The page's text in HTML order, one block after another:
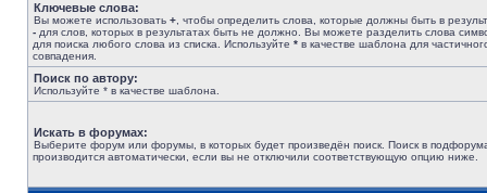
Ключевые слова:
Вы можете использовать + , чтобы определить слова, которые должны быть в
- для слов, которых в результатах быть не должно. Вы можете разделить слова
для поиска любого слова из списка. Используйте * в качестве шаблона для
совпадения.
Поиск по автору:
Используйте * в качестве шаблона.
Искать в форумах:
Выберите форум или форумы, в которых будет произведён поиск. Поиск в
производится автоматически, если вы не отключили соответствующую опцию ниже.